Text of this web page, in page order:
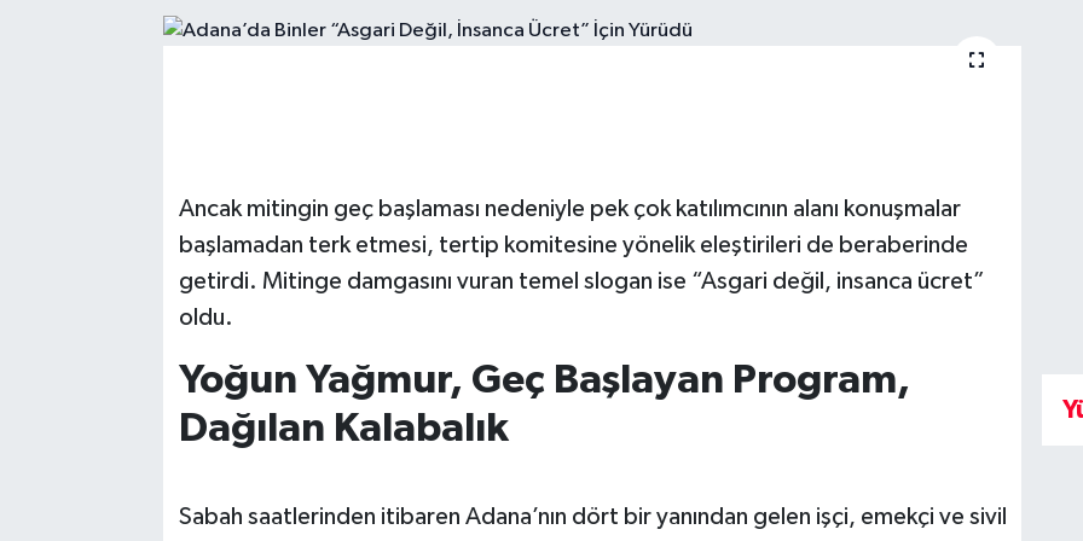
Ancak mitingin geç başlaması nedeniyle pek çok katılımcının alanı konuşmalar
başlamadan terk etmesi, tertip komitesine yönelik eleştirileri de beraberinde
getirdi. Mitinge damgasını vuran temel slogan ise “Asgari değil, insanca ücret”
oldu.
Yoğun Yağmur, Geç Başlayan Program,
Dağılan Kalabalık
Sabah saatlerinden itibaren Adana’nın dört bir yanından gelen işçi, emekçi ve sivil